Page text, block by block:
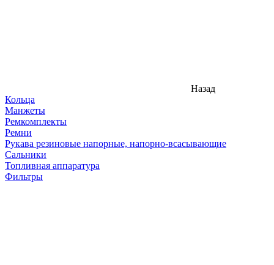
Назад
Кольца
Манжеты
Ремкомплекты
Ремни
Рукава резиновые напорные, напорно-всасывающие
Сальники
Топливная аппаратура
Фильтры